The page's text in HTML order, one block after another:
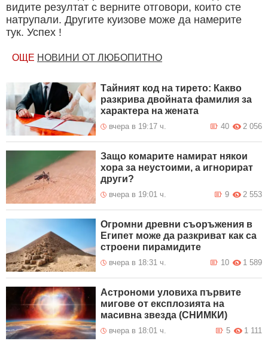
видите резултат с верните отговори, които сте
натрупали. Другите куизове може да намерите
тук. Успех !
ОЩЕ НОВИНИ ОТ ЛЮБОПИТНО
Тайният код на тирето: Какво
разкрива двойната фамилия за
характера на жената
вчера в 19:17 ч. 2 056
40
Защо комарите намират някои
хора за неустоими, а игнорират
други?
вчера в 19:01 ч. 2 553
9
Огромни древни съоръжения в
Египет може да разкриват как са
строени пирамидите
вчера в 18:31 ч. 1 589
10
Астрономи уловиха първите
мигове от експлозията на
масивна звезда (СНИМКИ)
вчера в 18:01 ч. 1 111
5